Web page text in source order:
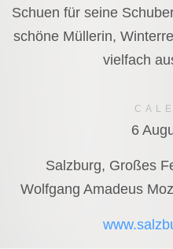
Schuen für seine
schöne Müllerin,
vielfach
6
Salzburg, Großes
Wolfgang Amadeus